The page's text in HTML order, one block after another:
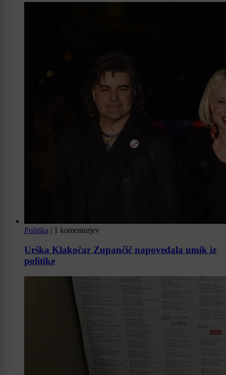
Politika | 1 komentarjev
Urška Klakočar Zupančič napovedala umik iz
politike